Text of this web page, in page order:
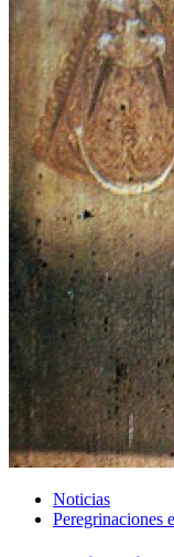
Noticias
Peregrinaciones
El traslado cada
¿Cuales son los
Quiero hacer el
En el Rocío,